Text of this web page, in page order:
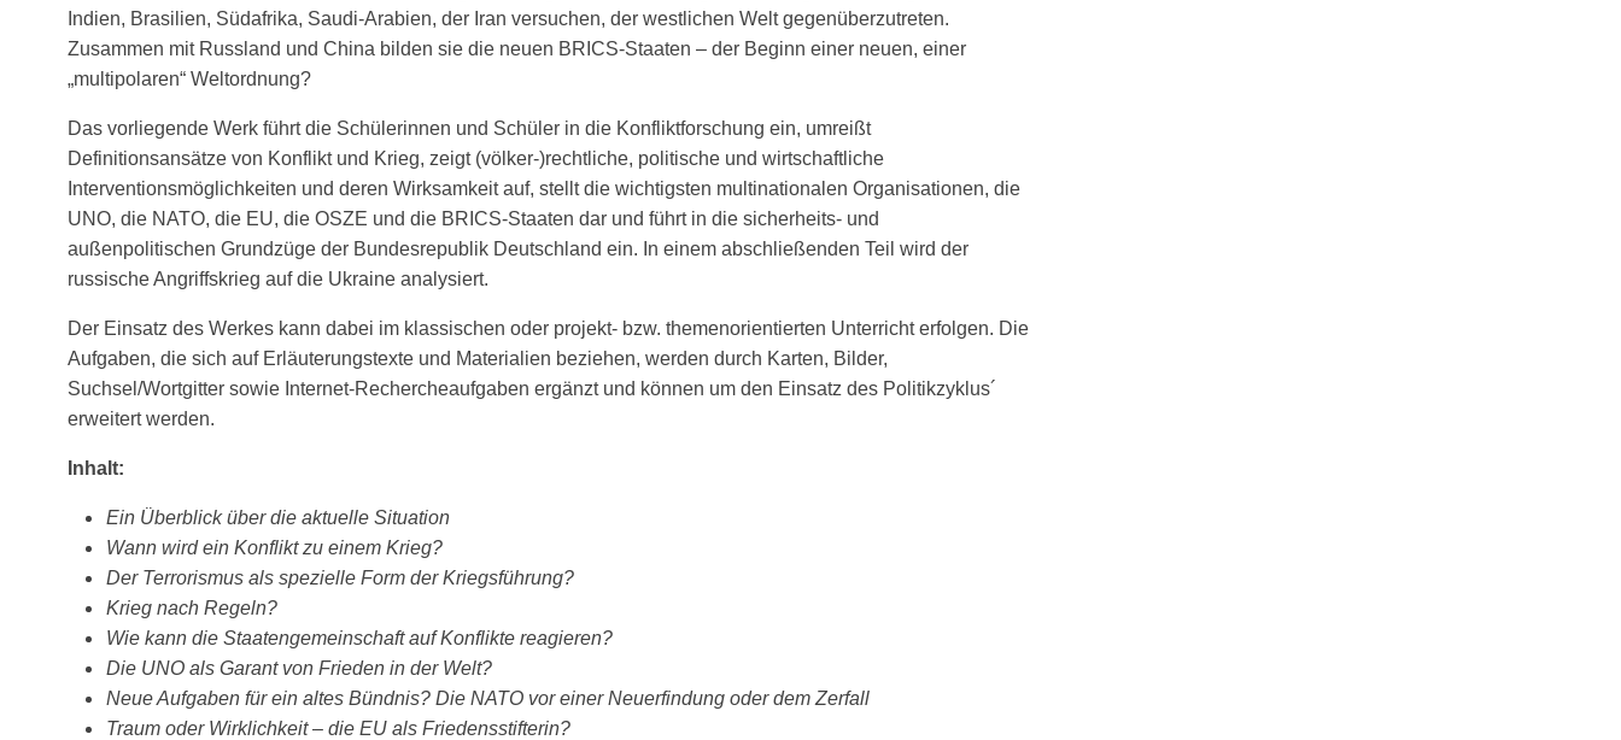
Indien, Brasilien, Südafrika, Saudi-Arabien, der Iran versuchen, der westlichen Welt gegenüberzutreten.
Zusammen mit Russland und China bilden sie die neuen BRICS-Staaten – der Beginn einer neuen, einer
„multipolaren“ Weltordnung?
Das vorliegende Werk führt die Schülerinnen und Schüler in die Konfliktforschung ein, umreißt
Definitionsansätze von Konflikt und Krieg, zeigt (völker-)rechtliche, politische und wirtschaftliche
Interventionsmöglichkeiten und deren Wirksamkeit auf, stellt die wichtigsten multinationalen Organisationen, die
UNO, die NATO, die EU, die OSZE und die BRICS-Staaten dar und führt in die sicherheits- und
außenpolitischen Grundzüge der Bundesrepublik Deutschland ein. In einem abschließenden Teil wird der
russische Angriffskrieg auf die Ukraine analysiert.
Der Einsatz des Werkes kann dabei im klassischen oder projekt- bzw. themenorientierten Unterricht erfolgen. Die
Aufgaben, die sich auf Erläuterungstexte und Materialien beziehen, werden durch Karten, Bilder,
Suchsel/Wortgitter sowie Internet-Rechercheaufgaben ergänzt und können um den Einsatz des Politikzyklus´
erweitert werden.
Inhalt:
Ein Überblick über die aktuelle Situation
Wann wird ein Konflikt zu einem Krieg?
Der Terrorismus als spezielle Form der Kriegsführung?
Krieg nach Regeln?
Wie kann die Staatengemeinschaft auf Konflikte reagieren?
Die UNO als Garant von Frieden in der Welt?
Neue Aufgaben für ein altes Bündnis? Die NATO vor einer Neuerfindung oder dem Zerfall
Traum oder Wirklichkeit – die EU als Friedensstifterin?